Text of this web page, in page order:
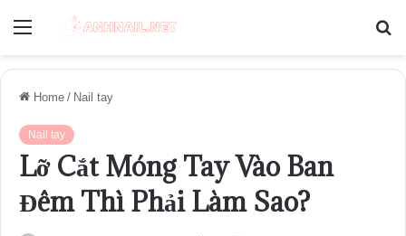
Menu
Home / Nail tay
Nail tay
Lỡ Cắt Móng Tay Vào Ban
Đêm Thì Phải Làm Sao?